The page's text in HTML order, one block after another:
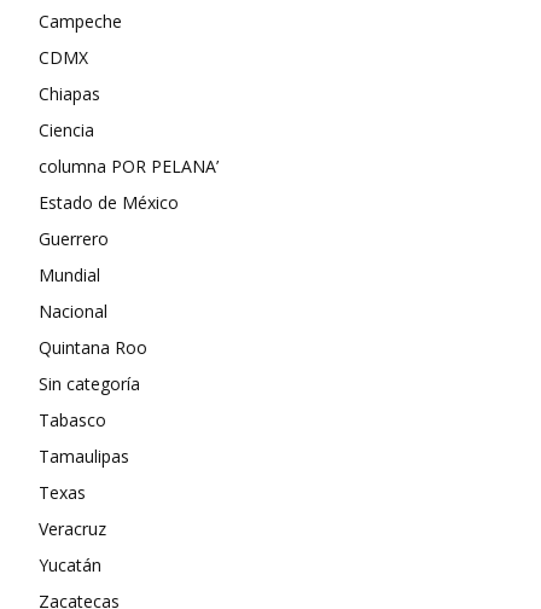
Campeche
CDMX
Chiapas
Ciencia
columna POR PELANA’
Estado de México
Guerrero
Mundial
Nacional
Quintana Roo
Sin categoría
Tabasco
Tamaulipas
Texas
Veracruz
Yucatán
Zacatecas